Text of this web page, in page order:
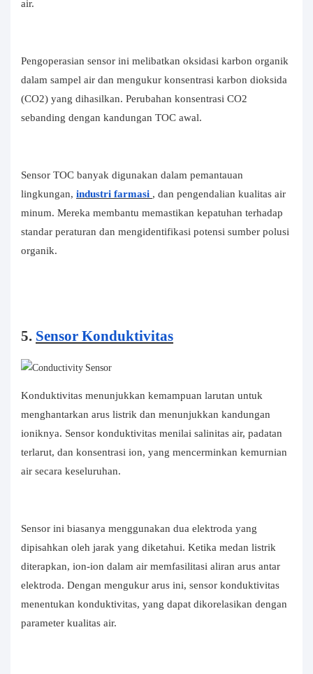
air.
Pengoperasian sensor ini melibatkan oksidasi karbon organik
dalam sampel air dan mengukur konsentrasi karbon dioksida
(CO2) yang dihasilkan. Perubahan konsentrasi CO2
sebanding dengan kandungan TOC awal.
Sensor TOC banyak digunakan dalam pemantauan
lingkungan, industri farmasi , dan pengendalian kualitas air
minum. Mereka membantu memastikan kepatuhan terhadap
standar peraturan dan mengidentifikasi potensi sumber polusi
organik.
5. Sensor Konduktivitas
Konduktivitas menunjukkan kemampuan larutan untuk
menghantarkan arus listrik dan menunjukkan kandungan
ioniknya. Sensor konduktivitas menilai salinitas air, padatan
terlarut, dan konsentrasi ion, yang mencerminkan kemurnian
air secara keseluruhan.
Sensor ini biasanya menggunakan dua elektroda yang
dipisahkan oleh jarak yang diketahui. Ketika medan listrik
diterapkan, ion-ion dalam air memfasilitasi aliran arus antar
elektroda. Dengan mengukur arus ini, sensor konduktivitas
menentukan konduktivitas, yang dapat dikorelasikan dengan
parameter kualitas air.